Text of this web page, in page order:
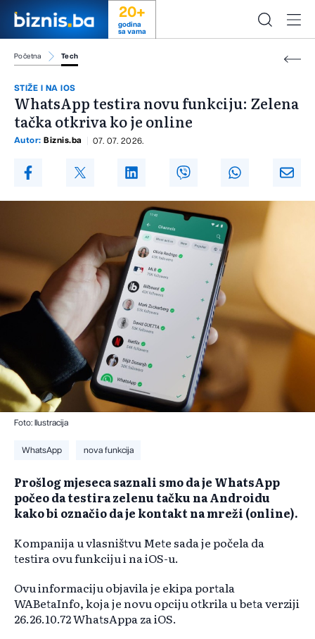
20+
godina
sa vama
Početna Tech
STIŽE I NA IOS
WhatsApp testira novu funkciju: Zelena
tačka otkriva ko je online
Autor: Biznis.ba 07. 07. 2026.
Foto: Ilustracija
WhatsApp nova funkcija
Prošlog mjeseca saznali smo da je WhatsApp
počeo da testira zelenu tačku na Androidu
kako bi označio da je kontakt na mreži (online).
Kompanija u vlasništvu Mete sada je počela da
testira ovu funkciju i na iOS-u.
Ovu informaciju objavila je ekipa portala
WABetaInfo, koja je novu opciju otkrila u beta verziji
26.26.10.72 WhatsAppa za iOS.